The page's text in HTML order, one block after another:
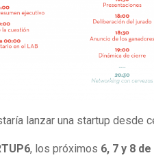
lanzar una startup desde
, los próximos 6, 7 y 8